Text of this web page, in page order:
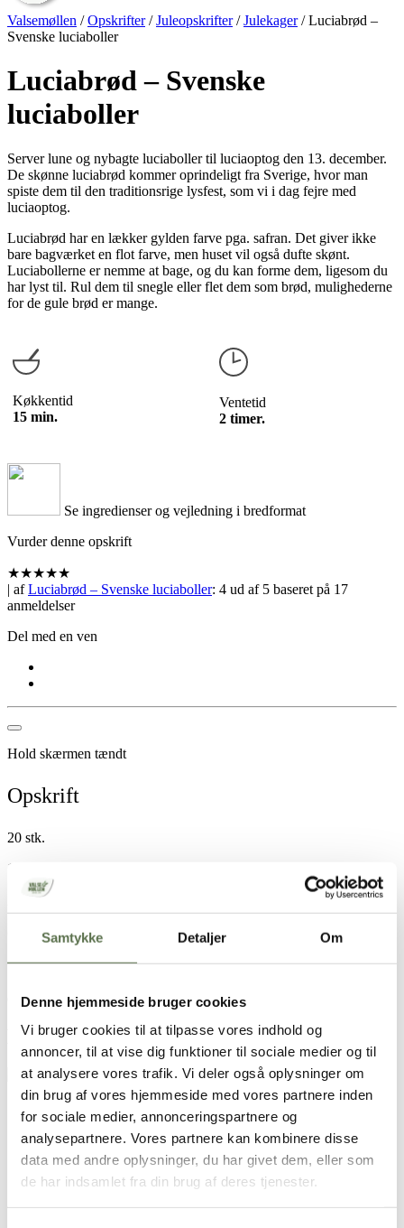
Samtykke Detaljer Om
Denne hjemmeside bruger cookies
Vi bruger cookies til at tilpasse vores indhold og
annoncer, til at vise dig funktioner til sociale medier og til
at analysere vores trafik. Vi deler også oplysninger om
din brug af vores hjemmeside med vores partnere inden
for sociale medier, annonceringspartnere og
analysepartnere. Vores partnere kan kombinere disse
data med andre oplysninger, du har givet dem, eller som
de har indsamlet fra din brug af deres tjenester.
Valsemøllen /Opskrifter/Juleopskrifter/Julekager/Luciabrød –
Svenske luciaboller
Luciabrød – Svenske
luciaboller
Server lune og nybagte luciaboller til luciaoptog den 13. december.
De skønne luciabrød kommer oprindeligt fra Sverige, hvor man
spiste dem til den traditionsrige lysfest, som vi i dag fejre med
luciaoptog.
Luciabrød har en lækker gylden farve pga. safran. Det giver ikke
bare bagværket en flot farve, men huset vil også dufte skønt.
Luciabollerne er nemme at bage, og du kan forme dem, ligesom du
har lyst til. Rul dem til snegle eller flet dem som brød, mulighederne
for de gule brød er mange.
Køkkentid
15 min.
Ventetid
2 timer.
Se ingredienser og vejledning i bredformat
Vurder denne opskrift
★★★★★
| afLuciabrød – Svenske luciaboller: 4 ud af 5 baseret på 17
anmeldelser
Del med en ven
Hold skærmen tændt
Opskrift
20 stk.
1 g safran
100 g smør, blidt smeltet
2,5 dl mælk
15 g gær (dobbelt op, hvis du har travlt)
65 g sukker (4 spsk.)
1 æg (halvdelen i dejen, halvdelen til at pensle med)
evt. rosiner til pynt
Brugt i opskriften
Økologisk Dansk Hvedemel
Sådan gør du
Bland safran med lidt af sukkeret, og stød det i en morter.
Smelt smørret blidt, tilsæt mælk, safransukker og gær. Rør
godt, til gæren er opløst.